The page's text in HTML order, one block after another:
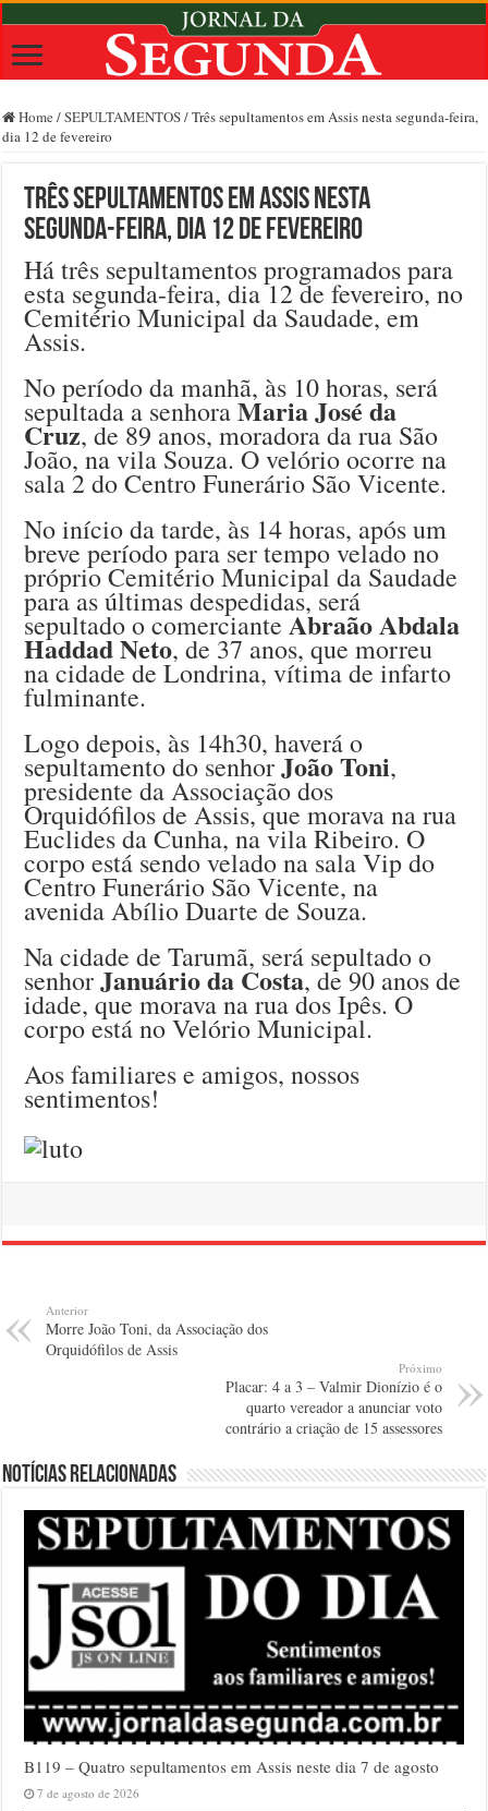
Home /SEPULTAMENTOS/Três sepultamentos em Assis nesta segunda-feira,
dia 12 de fevereiro
Três sepultamentos em Assis nesta
segunda-feira, dia 12 de fevereiro
Há três sepultamentos programados para
esta segunda-feira, dia 12 de fevereiro, no
Cemitério Municipal da Saudade, em
Assis.
No período da manhã, às 10 horas, será
sepultada a senhoraMaria José da
Cruz, de 89 anos, moradora da rua São
João, na vila Souza. O velório ocorre na
sala 2 do Centro Funerário São Vicente.
No início da tarde, às 14 horas, após um
breve período para ser tempo velado no
próprio Cemitério Municipal da Saudade
para as últimas despedidas, será
sepultado o comercianteAbraão Abdala
Haddad Neto, de 37 anos, que morreu
na cidade de Londrina, vítima de infarto
fulminante.
Logo depois, às 14h30, haverá o
sepultamento do senhorJoão Toni,
presidente da Associação dos
Orquidófilos de Assis, que morava na rua
Euclides da Cunha, na vila Ribeiro. O
corpo está sendo velado na sala Vip do
Centro Funerário São Vicente, na
avenida Abílio Duarte de Souza.
Na cidade de Tarumã, será sepultado o
senhorJanuário da Costa, de 90 anos de
idade, que morava na rua dos Ipês. O
corpo está no Velório Municipal.
Aos familiares e amigos, nossos
sentimentos!
Anterior
Morre João Toni, da Associação dos
Orquidófilos de Assis
Próximo
Placar: 4 a 3 – Valmir Dionízio é o
quarto vereador a anunciar voto
contrário a criação de 15 assessores
Notícias relacionadas
B119 – Quatro sepultamentos em Assis neste dia 7 de agosto
7 de agosto de 2026